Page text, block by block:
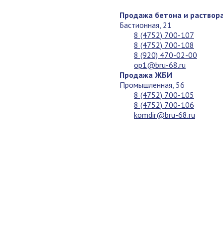
Продажа бетона и
Бастионная, 21
8 (4752) 700-107
8 (4752) 700-108
8 (920) 470-02-00
op1@bru-68.ru
Продажа ЖБИ
Промышленная, 56
8 (4752) 700-105
8 (4752) 700-106
komdir@bru-68.ru